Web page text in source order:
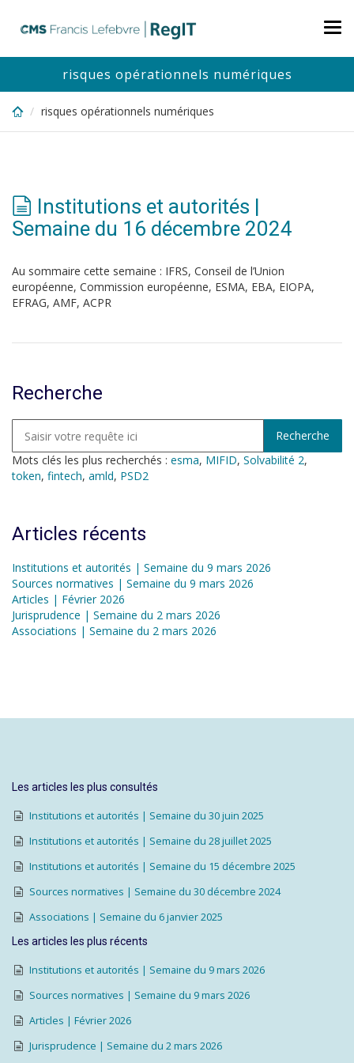
content
risques opérationnels numériques
risques opérationnels numériques
Institutions et autorités |
Semaine du 16 décembre 2024
Au sommaire cette semaine : IFRS, Conseil de l’Union
européenne, Commission européenne, ESMA, EBA, EIOPA,
EFRAG, AMF, ACPR
Recherche
Mots clés les plus recherchés : esma, MIFID, Solvabilité 2,
token, fintech, amld, PSD2
Articles récents
Institutions et autorités | Semaine du 9 mars 2026
Sources normatives | Semaine du 9 mars 2026
Articles | Février 2026
Jurisprudence | Semaine du 2 mars 2026
Associations | Semaine du 2 mars 2026
Les articles les plus consultés
Institutions et autorités | Semaine du 30 juin 2025
Institutions et autorités | Semaine du 28 juillet 2025
Institutions et autorités | Semaine du 15 décembre 2025
Sources normatives | Semaine du 30 décembre 2024
Associations | Semaine du 6 janvier 2025
Les articles les plus récents
Institutions et autorités | Semaine du 9 mars 2026
Sources normatives | Semaine du 9 mars 2026
Articles | Février 2026
Jurisprudence | Semaine du 2 mars 2026